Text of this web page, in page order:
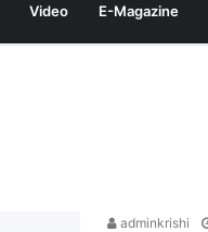
Video E-Magazine
adminkrishi